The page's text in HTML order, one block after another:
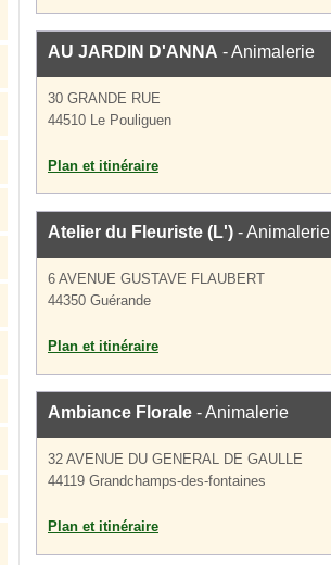
AU JARDIN D'ANNA - Animalerie
30 GRANDE RUE
44510 Le Pouliguen
Plan et itinéraire
Atelier du Fleuriste (L') - Animalerie
6 AVENUE GUSTAVE FLAUBERT
44350 Guérande
Plan et itinéraire
Ambiance Florale - Animalerie
32 AVENUE DU GENERAL DE GAULLE
44119 Grandchamps-des-fontaines
Plan et itinéraire